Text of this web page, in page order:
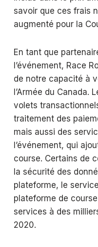
savoir que ces frais
augmenté pour la
En tant que
l’événement, Race
de notre capacité à
l’Armée du Canada.
volets
traitement des
mais aussi des
l’événement, qui
course. Certains de
la sécurité des
plateforme, le
plateforme de
services à des
2020.